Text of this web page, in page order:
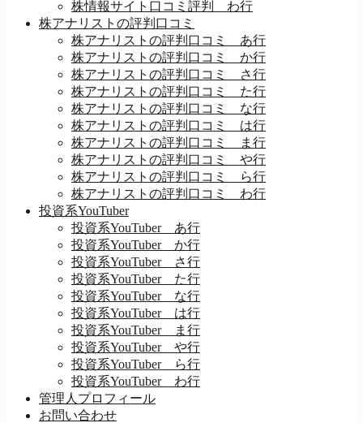
株情報サイト口コミ評判 わ行
株アナリストの評判口コミ
株アナリストの評判口コミ あ行
株アナリストの評判口コミ か行
株アナリストの評判口コミ さ行
株アナリストの評判口コミ た行
株アナリストの評判口コミ な行
株アナリストの評判口コミ は行
株アナリストの評判口コミ ま行
株アナリストの評判口コミ や行
株アナリストの評判口コミ ら行
株アナリストの評判口コミ わ行
投資系YouTuber
投資系YouTuber あ行
投資系YouTuber か行
投資系YouTuber さ行
投資系YouTuber た行
投資系YouTuber な行
投資系YouTuber は行
投資系YouTuber ま行
投資系YouTuber や行
投資系YouTuber ら行
投資系YouTuber わ行
管理人プロフィール
お問い合わせ